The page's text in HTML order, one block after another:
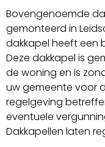
Bovengenoemde
gemonteerd in
dakkapel heeft een
Deze dakkapel is
de woning en is
uw gemeente voor
regelgeving
eventuele
Dakkapellen laten